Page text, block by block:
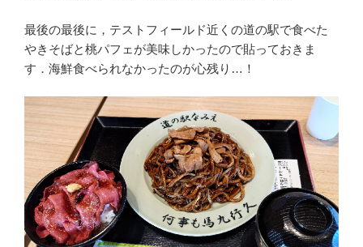
最後の最後に，テストフィールド近くの道の駅で食べた
やきそばと桃パフェが美味しかったので貼っておきま
す．海鮮食べられなかったのが心残り…！